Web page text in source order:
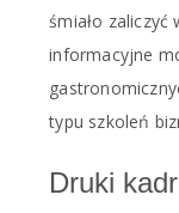
śmiało
informacyjne
typu szkoleń
Druki